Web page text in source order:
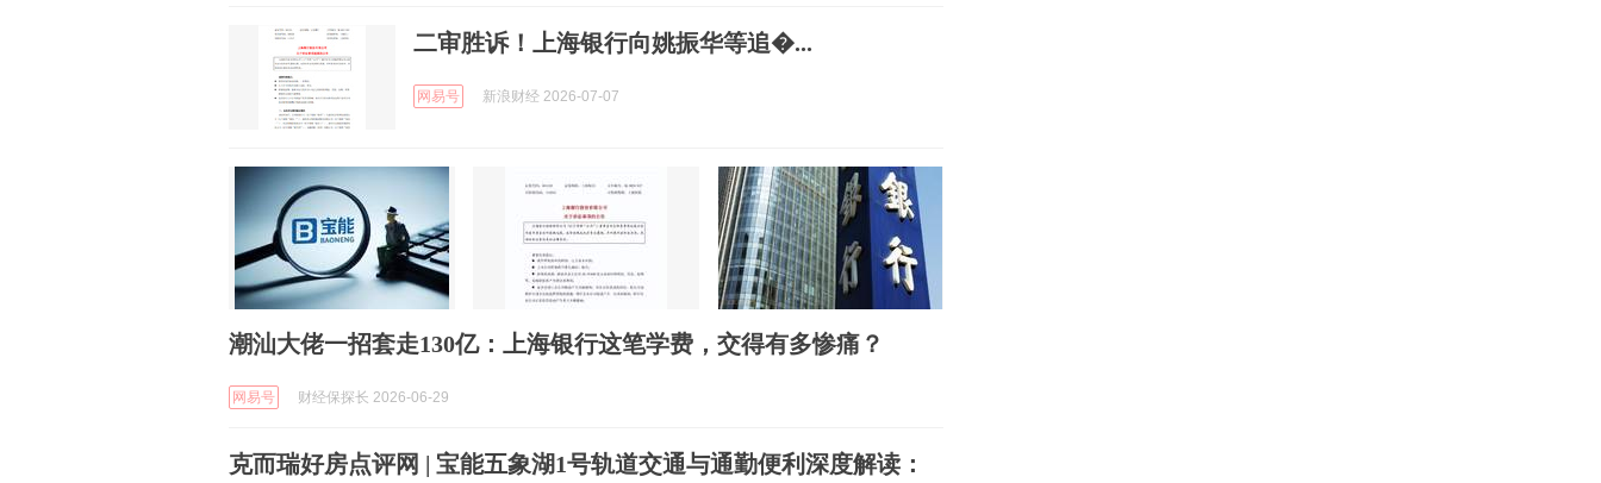
二审胜诉！上海银行向姚振华等追�...
网易号 新浪财经 2026-07-07
潮汕大佬一招套走130亿：上海银行这笔学费，交得有多惨痛？
网易号 财经保探长 2026-06-29
克而瑞好房点评网 | 宝能五象湖1号轨道交通与通勤便利深度解读：